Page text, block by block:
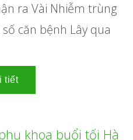
ra Vài Nhiễm trùng
căn bệnh Lây qua
khoa buổi tối Hà